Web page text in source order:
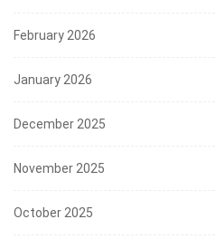
February 2026
January 2026
December 2025
November 2025
October 2025